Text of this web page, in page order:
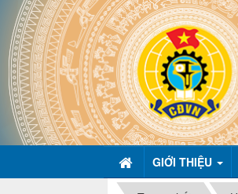
GIỚI THIỆU